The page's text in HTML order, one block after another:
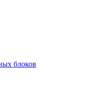
блоков